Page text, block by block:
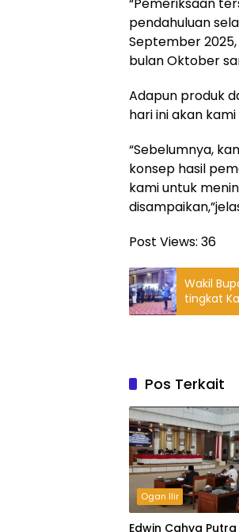
“Pemeriksaan
pendahuluan
September
bulan Oktober
Adapun produk
hari ini akan
“Sebelumnya,
konsep hasil
kami untuk
Post Views: 36
Wakil
tingkat
Pos Terkait
Ogan Ilir
Edwin Cahya Putra